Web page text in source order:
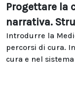
Progettare la
narrativa.
Introdurre la
percorsi di cura.
cura e nel